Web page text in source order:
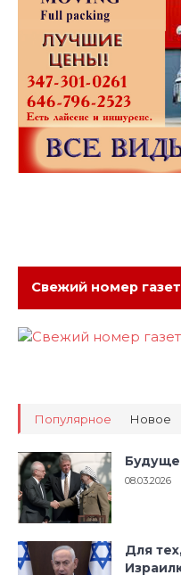
Свежий номер
Популярное Новое
08.03.2026
Для